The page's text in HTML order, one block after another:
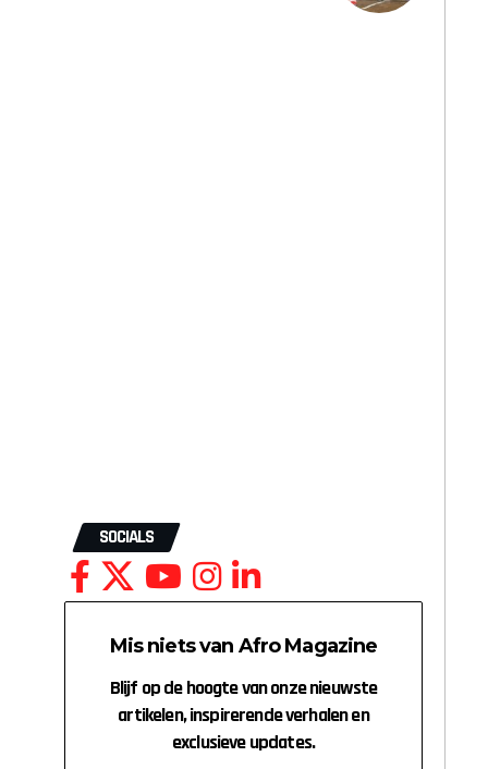
SOCIALS
Mis niets van Afro Magazine
Blijf op de hoogte van onze nieuwste
artikelen, inspirerende verhalen en
exclusieve updates.